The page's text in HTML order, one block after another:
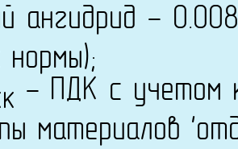
ангидрид -
нормы);
- ПДК с учетом
материалов